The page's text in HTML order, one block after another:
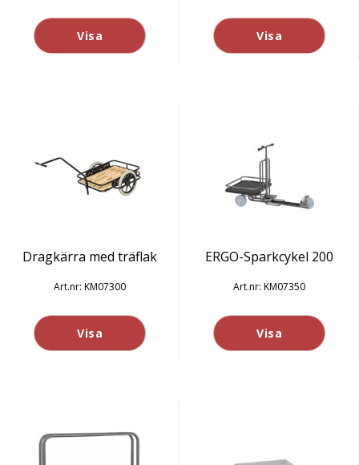
Visa Visa
Dragkärra med träflak
KM07300
Visa
ERGO-Sparkcykel 200
KM07350
Visa